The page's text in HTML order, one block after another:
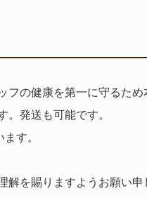
の健康を第一に守るた
発送も可能です。
す。
を賜りますようお願い申